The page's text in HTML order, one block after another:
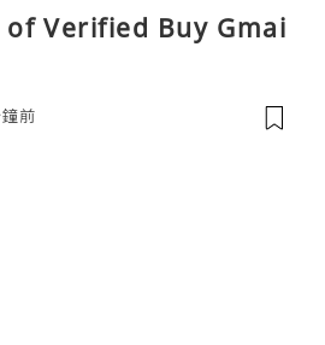
Verified Buy Gmai
前